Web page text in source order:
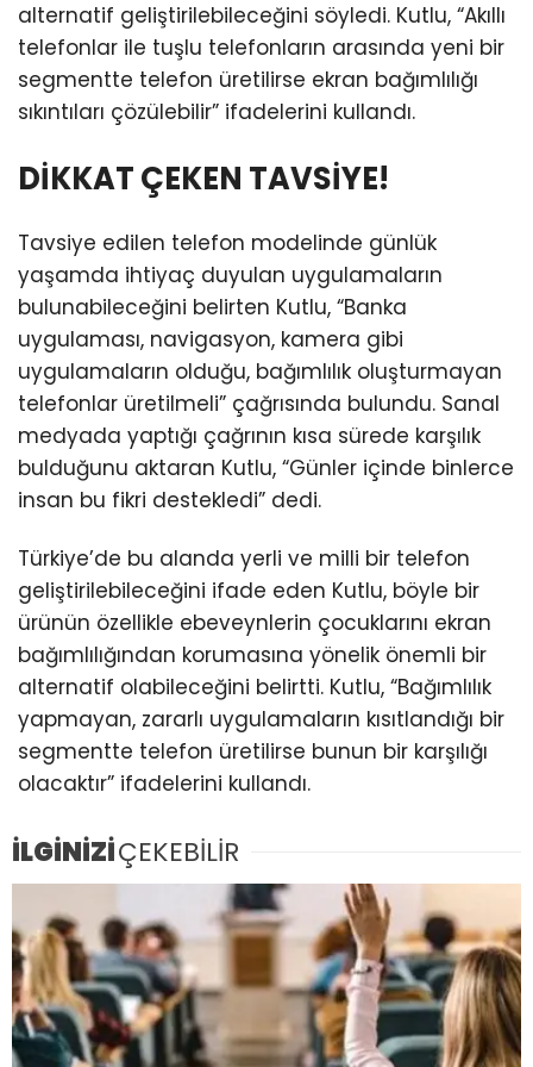
alternatif geliştirilebileceğini söyledi. Kutlu, “Akıllı
telefonlar ile tuşlu telefonların arasında yeni bir
segmentte telefon üretilirse ekran bağımlılığı
sıkıntıları çözülebilir” ifadelerini kullandı.
DİKKAT ÇEKEN TAVSİYE!
Tavsiye edilen telefon modelinde günlük
yaşamda ihtiyaç duyulan uygulamaların
bulunabileceğini belirten Kutlu, “Banka
uygulaması, navigasyon, kamera gibi
uygulamaların olduğu, bağımlılık oluşturmayan
telefonlar üretilmeli” çağrısında bulundu. Sanal
medyada yaptığı çağrının kısa sürede karşılık
bulduğunu aktaran Kutlu, “Günler içinde binlerce
insan bu fikri destekledi” dedi.
Türkiye’de bu alanda yerli ve milli bir telefon
geliştirilebileceğini ifade eden Kutlu, böyle bir
ürünün özellikle ebeveynlerin çocuklarını ekran
bağımlılığından korumasına yönelik önemli bir
alternatif olabileceğini belirtti. Kutlu, “Bağımlılık
yapmayan, zararlı uygulamaların kısıtlandığı bir
segmentte telefon üretilirse bunun bir karşılığı
olacaktır” ifadelerini kullandı.
İLGİNİZİÇEKEBİLİR